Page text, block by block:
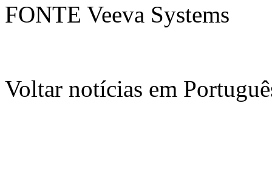
FONTE Veeva Systems
Voltar notícias em